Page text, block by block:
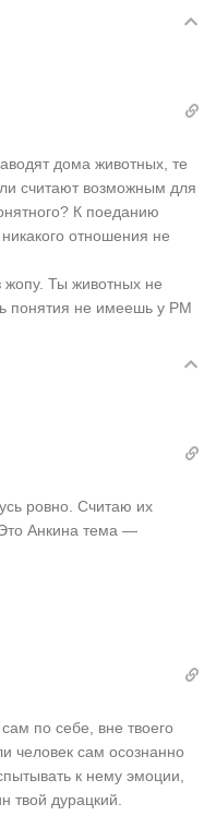
дома животных, те
считают возможным для
К поеданию
отношения не
жопу. Ты животных не
понятия не имеешь у РМ
ровно. Считаю их
Анкина тема —
по себе, вне твоего
человек сам осознанно
к нему эмоции,
твой дурацкий.